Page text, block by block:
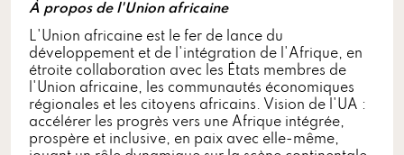
À propos de l'Union africaine
L'Union africaine est le fer de lance du
développement et de l'intégration de l'Afrique, en
étroite collaboration avec les États membres de
l'Union africaine, les communautés économiques
régionales et les citoyens africains. Vision de l'UA :
accélérer les progrès vers une Afrique intégrée,
prospère et inclusive, en paix avec elle-même,